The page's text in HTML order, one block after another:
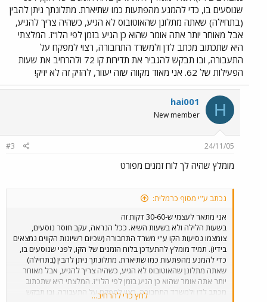
שנוסעים בו, כדי להמנע מהפתעות כמו שתיארת. מתלונתך ניתן להבין
(בתחילה) שאתה מתלונן שהאוטובוס לא הגיע, כשהיה צריך להגיע,
אבל מאוחר יותר אתה אומר שהוא כן הגיע בזמן לפי הלו"ז. המלצתי
היא שתכתוב מכתב לדן ולמשרד התחבורה, רצוי למפקח על
התעבורה, ובו תבקש להגביר את תדירות קו 72 ולהרחיב את שעות
הפעילות של 62. אני מאוד מקווה שזה יעזור, להזיק זה לא יזיק!
H
hai001
New member
24/11/05
#3
מומלץ שהיה לך לוח זמנים מפורט
נכתב ע"י מסוף כרמלית:
אני מתאר לעצמי ש-30-60 דקות זה
בשעות הלילה ולא בשעות השיא. ככל הנראה, עקב חוסר נוסעים,
צומצמו נסיעות הקו ע"י משרד התחבורה (שכיום רשיונות הקווים נמצאים
בידיו). תמיד מומלץ להתעדכן בלוח הזמנים של הקו, לפני שנוסעים בו,
כדי להמנע מהפתעות כמו שתיארת. מתלונתך ניתן להבין (בתחילה)
שאתה מתלונן שהאוטובוס לא הגיע, כשהיה צריך להגיע, אבל מאוחר
יותר אתה אומר שהוא כן הגיע בזמן לפי הלו"ז. המלצתי היא שתכתוב
מכתב לדן ולמשרד התחבורה, רצוי למפקח על התעבורה, ובו תבקש
לחץ כדי להרחיב...